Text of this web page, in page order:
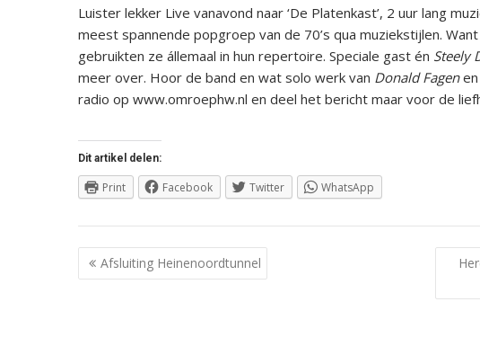
Luister lekker Live vanavond naar ‘De Platenkast’, 2 uur lang
meest spannende popgroep van de 70’s qua muziekstijlen.
gebruikten ze állemaal in hun repertoire. Speciale gast én Steely
meer over. Hoor de band en wat solo werk van Donald Fagenen
radio op www.omroephw.nl en deel het bericht maar voor de
Dit artikel delen:
Print Facebook Twitter WhatsApp
Berichtnavigatie
Afsluiting Heinenoordtunnel